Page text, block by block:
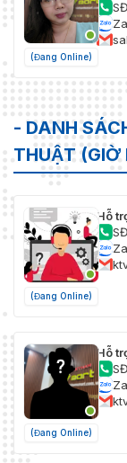
(Đang Online)
- DANH
THUẬT (GIỜ
(Đang Online)
Hỗ
(Đang Online)
Hỗ